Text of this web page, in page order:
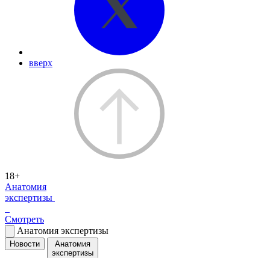
вверх
18+
Анатомия
экспертизы
Смотреть
Анатомия экспертизы
Новости
Анатомия
экспертизы